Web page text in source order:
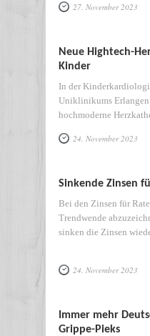
27. November 2023
Neue Hightech-
Kinder
In der
Uniklinikums Erlangen
hochmoderne
24. November 2023
Sinkende Zinsen
Bei den Zinsen für
Trendwende
sinken die Zinsen
24. November 2023
Immer mehr
Grippe-Pieks